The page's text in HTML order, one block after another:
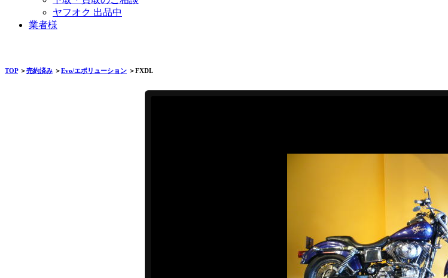
ヤフオク 出品中
業者様
TOP＞売約済み ＞Evo/エボリューション ＞FXDL